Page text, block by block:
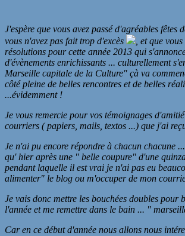
J'espère que vous avez passé d'agréables fêtes
vous n'avez pas fait trop d'excès
, et que
résolutions pour cette année 2013 qui
d'évènements enrichissants ... culturellement
Marseille capitale de la Culture" çà va
côté pleine de belles rencontres et de belles
...évidemment !
Je vous remercie pour vos témoignages
courriers ( papiers, mails, textos ...) que j'ai
Je n'ai pu encore répondre à chacun chacune
qu' hier après une " belle coupure" d'une
pendant laquelle il est vrai je n'ai pas eu
alimenter" le blog ou m'occuper de mon
Je vais donc mettre les bouchées doubles pour
l'année et me remettre dans le bain ... "
Car en ce début d'année nous allons nous